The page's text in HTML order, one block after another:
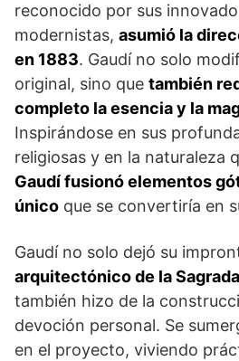
reconocido por sus
modernistas, asumió la
en 1883. Gaudí no solo
original, sino que también
completo la esencia y la
Inspirándose en sus
religiosas y en la naturaleza
Gaudí fusionó elementos
único que se convertiría en
Gaudí no solo dejó su
arquitectónico de la
también hizo de la
devoción personal. Se
en el proyecto, viviendo